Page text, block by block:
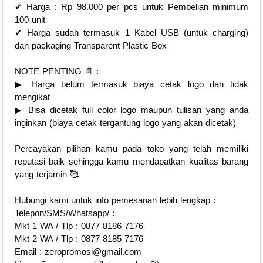
✔ Harga : Rp 98.000 per pcs untuk Pembelian minimum
100 unit
✔ Harga sudah termasuk 1 Kabel USB (untuk charging)
dan packaging Transparent Plastic Box
NOTE PENTING 📄 :
▶ Harga belum termasuk biaya cetak logo dan tidak
mengikat
▶ Bisa dicetak full color logo maupun tulisan yang anda
inginkan (biaya cetak tergantung logo yang akan dicetak)
Percayakan pilihan kamu pada toko yang telah memiliki
reputasi baik sehingga kamu mendapatkan kualitas barang
yang terjamin 🥰
Hubungi kami untuk info pemesanan lebih lengkap :
Telepon/SMS/Whatsapp/ :
Mkt 1 WA / Tlp : 0877 8186 7176
Mkt 2 WA / Tlp : 0877 8185 7176
Email : zeropromosi@gmail.com